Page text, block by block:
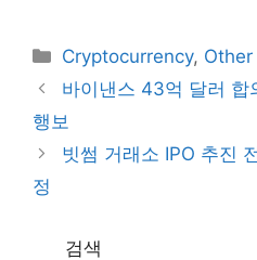
Categories
Cryptocurrency, Other
바이낸스 43억 달러 합
행보
빗썸 거래소 IPO 추진
정
검색